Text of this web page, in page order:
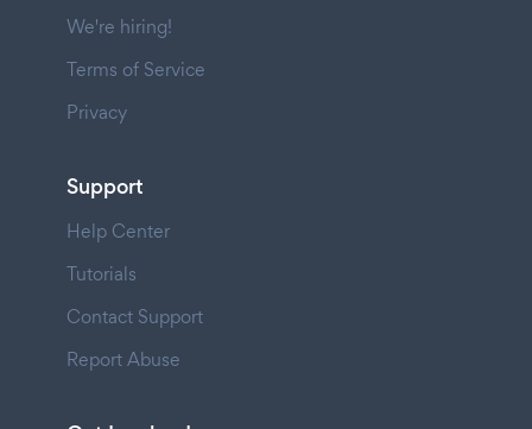
We're hiring!
Terms of Service
Privacy
Support
Help Center
Tutorials
Contact Support
Report Abuse